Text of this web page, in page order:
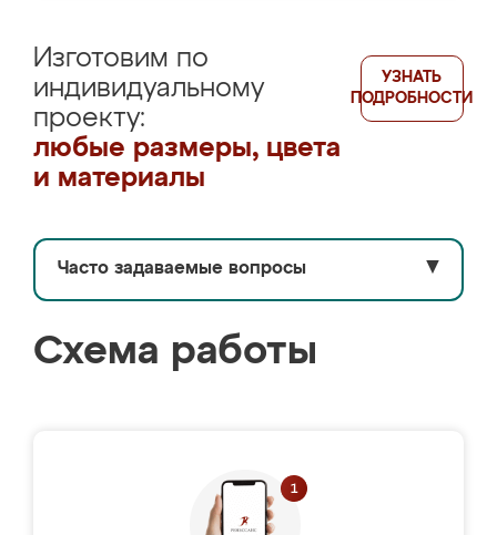
Изготовим по
индивидуальному
проекту:
любые размеры, цвета
и материалы
УЗНАТЬ
ПОДРОБНОСТИ
Часто задаваемые вопросы ▼
Схема работы